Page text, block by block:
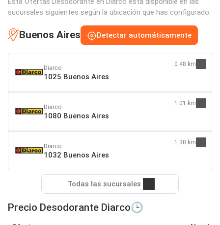
sucursales siguientes según la ubicación que has configurado:
Buenos Aires Detectar automáticamente
Diarco
1025 Buenos Aires
0.48 km
Diarco
1080 Buenos Aires
1.01 km
Diarco
1032 Buenos Aires
1.30 km
Todas las sucursales
Precio Desodorante Diarco🕒